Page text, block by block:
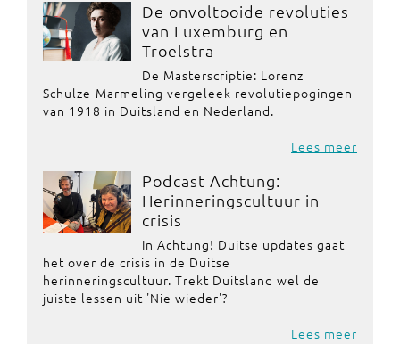
De onvoltooide revoluties
van Luxemburg en
Troelstra
De Masterscriptie: Lorenz
Schulze-Marmeling vergeleek revolutiepogingen
van 1918 in Duitsland en Nederland.
Lees meer
Podcast Achtung:
Herinneringscultuur in
crisis
In Achtung! Duitse updates gaat
het over de crisis in de Duitse
herinneringscultuur. Trekt Duitsland wel de
juiste lessen uit 'Nie wieder'?
Lees meer